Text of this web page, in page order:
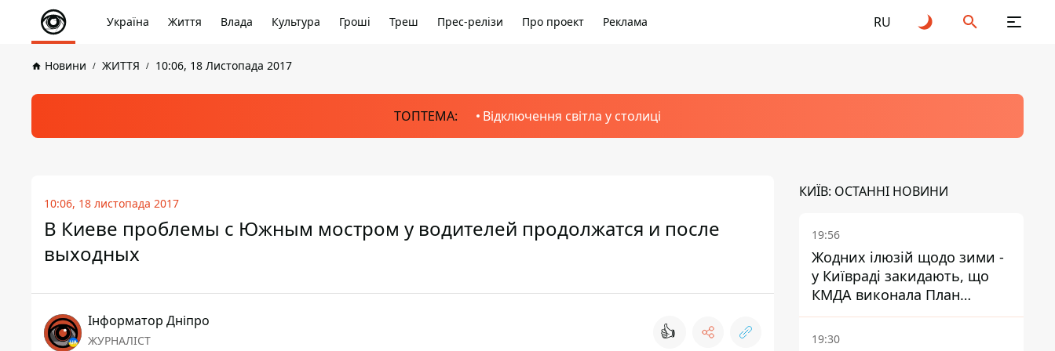
Україна Життя Влада Культура Гроші Треш Прес-релізи Про проект Реклама RU
Новини ЖИТТЯ 10:06, 18 Листопада 2017
ТОПТЕМА: Відключення світла у столиці
10:06, 18 листопада 2017
В Киеве проблемы с Южным мостром у водителей продолжатся и после
выходных
Інформатор Дніпро
ЖУРНАЛІСТ 👍
КИЇВ: ОСТАННІ НОВИНИ
19:56
Жодних ілюзій щодо зими -
у Київраді закидають, що
КМДА виконала План
стійкості на 20%
19:30